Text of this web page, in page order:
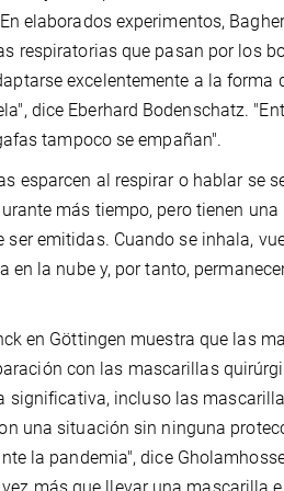
elaborados experimentos,
respiratorias que pasan por los
excelentemente a la forma
dice Eberhard Bodenschatz.
tampoco se empañan".
esparcen al respirar o hablar se
más tiempo, pero tienen una
emitidas. Cuando se inhala,
la nube y, por tanto,
en Göttingen muestra que las
con las mascarillas
significativa, incluso las
una situación sin ninguna
la pandemia", dice